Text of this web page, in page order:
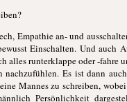
Empathie an- und
Einschalten. Und auch
runterklappe oder -fahre
Es ist dann
Mannes zu schreiben,
Persönlichkeit